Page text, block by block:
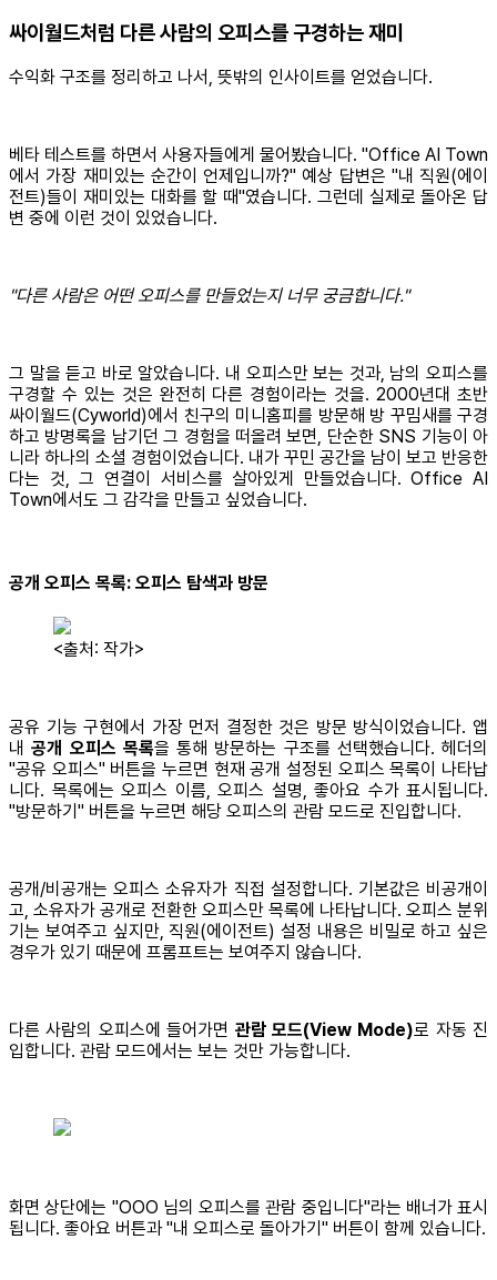
싸이월드처럼 다른 사람의 오피스를 구경하는 재미
수익화 구조를 정리하고 나서, 뜻밖의 인사이트를 얻었습니다.
베타 테스트를 하면서 사용자들에게 물어봤습니다. "Office AI Town
에서 가장 재미있는 순간이 언제입니까?" 예상 답변은 "내 직원(에이
전트)들이 재미있는 대화를 할 때"였습니다. 그런데 실제로 돌아온 답
변 중에 이런 것이 있었습니다.
"다른 사람은 어떤 오피스를 만들었는지 너무 궁금합니다."
그 말을 듣고 바로 알았습니다. 내 오피스만 보는 것과, 남의 오피스를
구경할 수 있는 것은 완전히 다른 경험이라는 것을. 2000년대 초반
싸이월드(Cyworld)에서 친구의 미니홈피를 방문해 방 꾸밈새를 구경
하고 방명록을 남기던 그 경험을 떠올려 보면, 단순한 SNS 기능이 아
니라 하나의 소셜 경험이었습니다. 내가 꾸민 공간을 남이 보고 반응한
다는 것, 그 연결이 서비스를 살아있게 만들었습니다. Office AI
Town에서도 그 감각을 만들고 싶었습니다.
공개 오피스 목록: 오피스 탐색과 방문
<출처: 작가>
공유 기능 구현에서 가장 먼저 결정한 것은 방문 방식이었습니다. 앱
내공개 오피스 목록을 통해 방문하는 구조를 선택했습니다. 헤더의
"공유 오피스" 버튼을 누르면 현재 공개 설정된 오피스 목록이 나타납
니다. 목록에는 오피스 이름, 오피스 설명, 좋아요 수가 표시됩니다.
"방문하기" 버튼을 누르면 해당 오피스의 관람 모드로 진입합니다.
공개/비공개는 오피스 소유자가 직접 설정합니다. 기본값은 비공개이
고, 소유자가 공개로 전환한 오피스만 목록에 나타납니다. 오피스 분위
기는 보여주고 싶지만, 직원(에이전트) 설정 내용은 비밀로 하고 싶은
경우가 있기 때문에 프롬프트는 보여주지 않습니다.
다른 사람의 오피스에 들어가면 관람 모드(View Mode)로 자동 진
입합니다. 관람 모드에서는 보는 것만 가능합니다.
화면 상단에는 "OOO 님의 오피스를 관람 중입니다"라는 배너가 표시
됩니다. 좋아요 버튼과 "내 오피스로 돌아가기" 버튼이 함께 있습니다.